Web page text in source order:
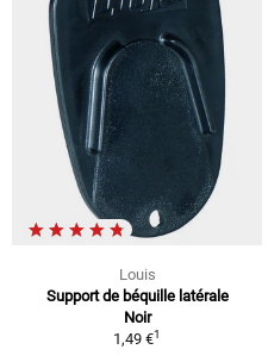
Louis
Support de béquille latérale
Noir
1,49 €1